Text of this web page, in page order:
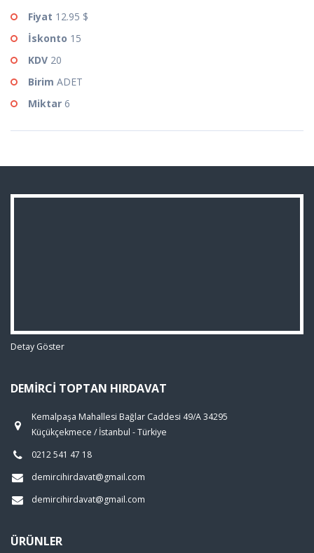
Fiyat 12.95 $
İskonto 15
KDV 20
Birim ADET
Miktar 6
Detay Göster
DEMIRCI TOPTAN HIRDAVAT
Kemalpaşa Mahallesi Bağlar Caddesi 49/A 34295
Küçükçekmece / İstanbul - Türkiye
0212 541 47 18
demircihirdavat@gmail.com
demircihirdavat@gmail.com
ÜRÜNLER